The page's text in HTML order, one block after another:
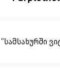
“სამსახურში